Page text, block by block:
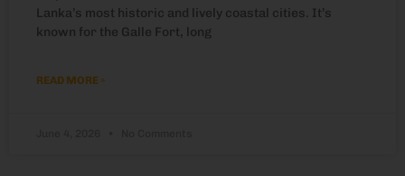
Lanka’s most historic and lively coastal cities. It’s
known for the Galle Fort, long
READ MORE »